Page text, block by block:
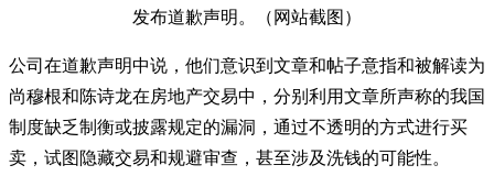
发布道歉声明。（网站截图）
公司在道歉声明中说，他们意识到文章和帖子意指和被解读为
尚穆根和陈诗龙在房地产交易中，分别利用文章所声称的我国
制度缺乏制衡或披露规定的漏洞，通过不透明的方式进行买
卖，试图隐藏交易和规避审查，甚至涉及洗钱的可能性。